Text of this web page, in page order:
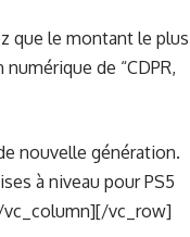
que le montant le plus
de “CDPR,
nouvelle génération.
à niveau pour PS5
vc_row]